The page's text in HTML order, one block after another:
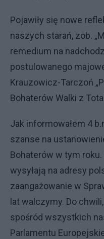
Pojawiły się nowe
naszych starań, zob.
remedium na
postulowanego
Krauzowicz-Tarczoń
Bohaterów Walki z
Jak informowałem 4
szanse na
Bohaterów w tym
wysyłają na adresy
zaangażowanie w
lat walczymy. Do
spośród wszystkich
Parlamentu